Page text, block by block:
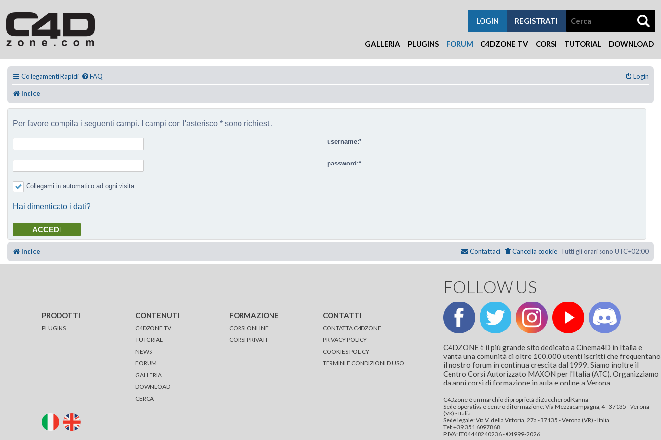
GALLERIA PLUGINS FORUM C4DZONE TV CORSI TUTORIAL DOWNLOAD
REGISTRATI
LOGIN
Collegamenti Rapidi FAQ Login
Indice
Per favore compila i seguenti campi. I campi con l'asterisco * sono richiesti.
username:
password:
Collegami in automatico ad ogni visita
Hai dimenticato i dati?
Indice Tutti gli orari sono UTC+02:00
Cancella cookie
Contattaci
PRODOTTI
PLUGINS
CONTENUTI
C4DZONE TV
TUTORIAL
NEWS
FORUM
GALLERIA
DOWNLOAD
CERCA
FORMAZIONE
CORSI ONLINE
CORSI PRIVATI
CONTATTI
CONTATTA C4DZONE
PRIVACY POLICY
COOKIES POLICY
TERMINI E CONDIZIONI D'USO
FOLLOW US
C4DZONE è il più grande sito dedicato a Cinema4D in Italia e
vanta una comunità di oltre 100.000 utenti iscritti che frequentano
il nostro forum in continua crescita dal 1999. Siamo inoltre il
Centro Corsi Autorizzato MAXON per l'Italia (ATC). Organizziamo
da anni corsi di formazione in aula e online a Verona.
C4Dzone è un marchio di proprietà di ZuccherodiKanna
Sede operativa e centro di formazione: Via Mezzacampagna, 4 - 37135 - Verona
(VR) - Italia
Sede legale: Via V. della Vittoria, 27a - 37135 - Verona (VR) - Italia
Tel: +39 351 6097868‬
P.IVA: IT04448240236 - ©1999-2026